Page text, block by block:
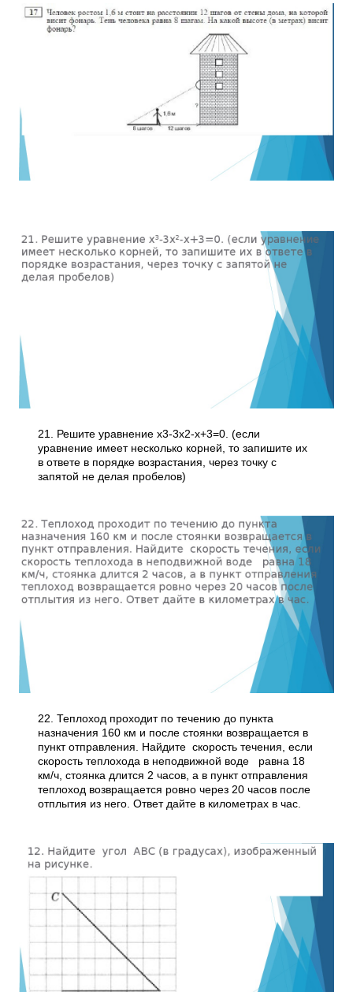
21. Решите уравнение х3-3х2-х+3=0. (если
уравнение имеет несколько корней, то запишите их
в ответе в порядке возрастания, через точку с
запятой не делая пробелов)
22. Теплоход проходит по течению до пункта
назначения 160 км и после стоянки возвращается в
пункт отправления. Найдите скорость течения, если
скорость теплохода в неподвижной воде равна 18
км/ч, стоянка длится 2 часов, а в пункт отправления
теплоход возвращается ровно через 20 часов после
отплытия из него. Ответ дайте в километрах в час.